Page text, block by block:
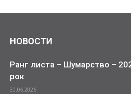
НОВОСТИ
Ранг листа – Шумарство –
рок
30.06.2026.